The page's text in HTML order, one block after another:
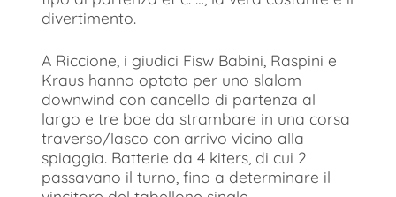
divertimento.
A Riccione, i giudici Fisw Babini, Raspini e
Kraus hanno optato per uno slalom
downwind con cancello di partenza al
largo e tre boe da strambare in una corsa
traverso/lasco con arrivo vicino alla
spiaggia. Batterie da 4 kiters, di cui 2
passavano il turno, fino a determinare il